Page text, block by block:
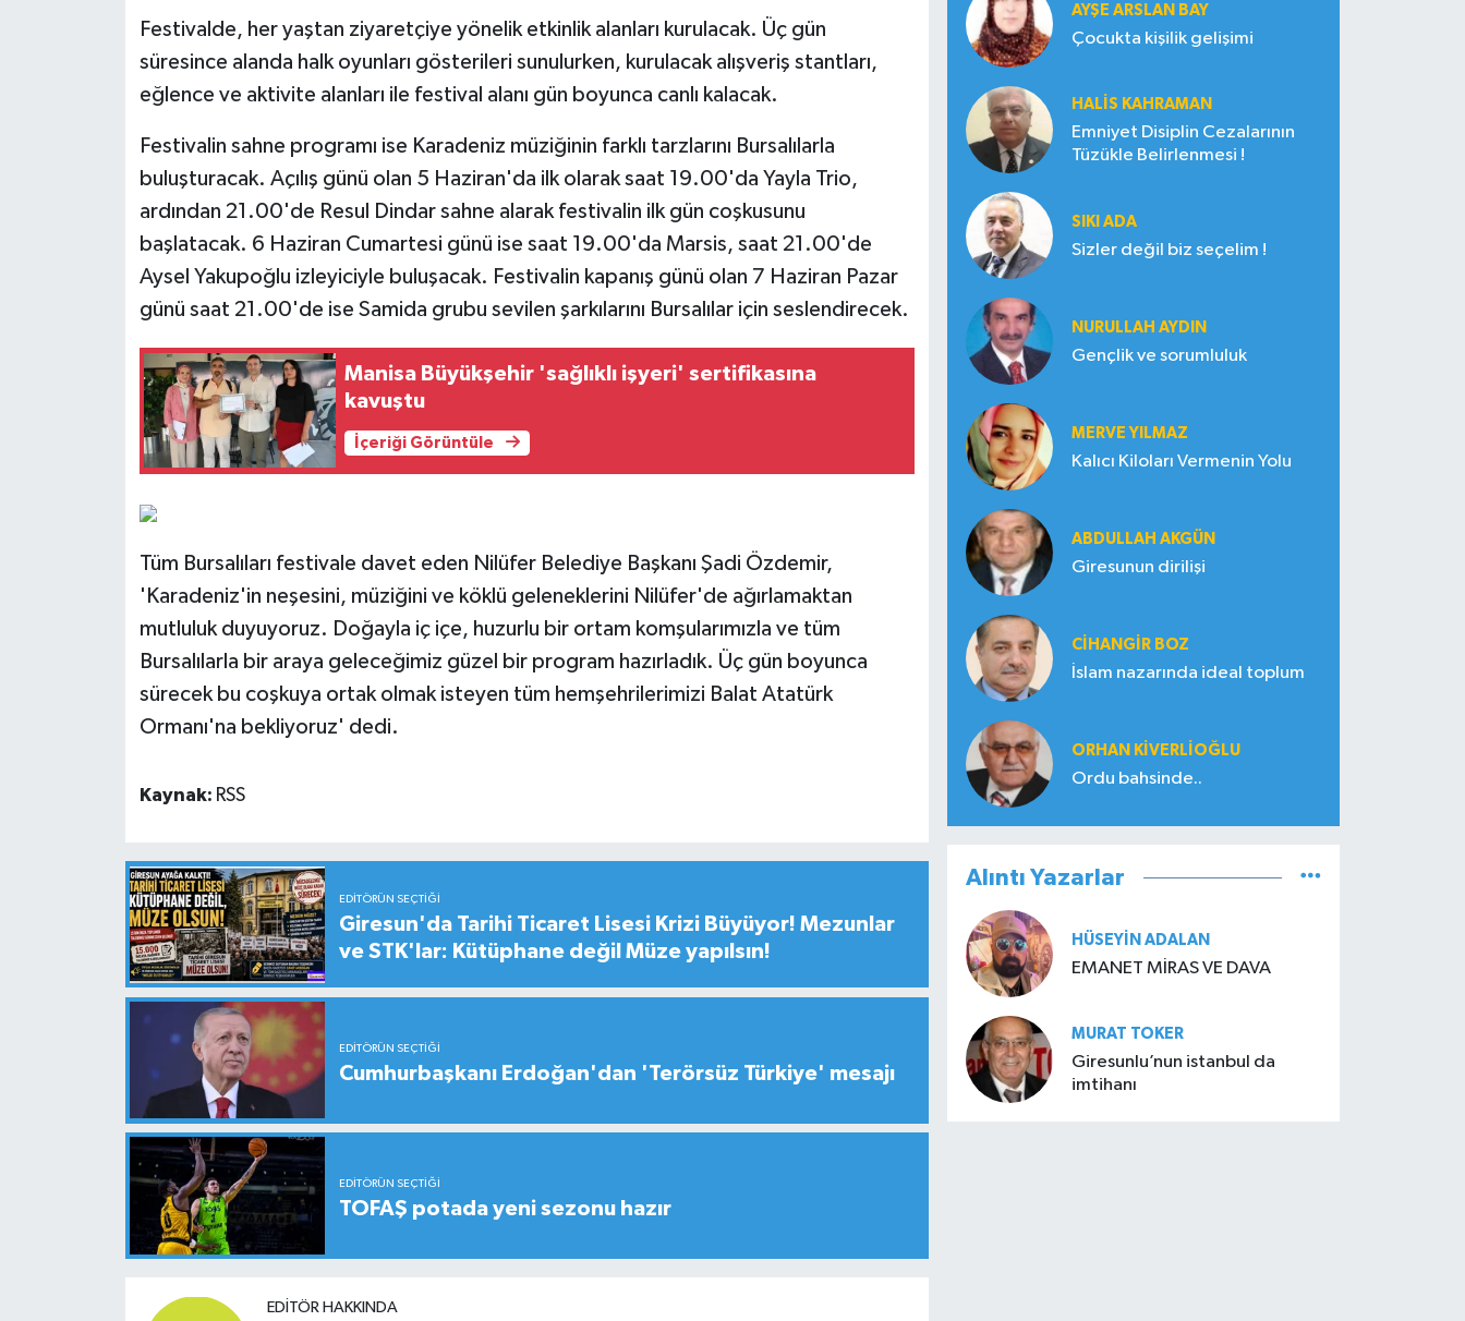
Festivalde, her yaştan ziyaretçiye yönelik etkinlik alanları kurulacak. Üç gün
süresince alanda halk oyunları gösterileri sunulurken, kurulacak alışveriş stantları,
eğlence ve aktivite alanları ile festival alanı gün boyunca canlı kalacak.
Festivalin sahne programı ise Karadeniz müziğinin farklı tarzlarını Bursalılarla
buluşturacak. Açılış günü olan 5 Haziran'da ilk olarak saat 19.00'da Yayla Trio,
ardından 21.00'de Resul Dindar sahne alarak festivalin ilk gün coşkusunu
başlatacak. 6 Haziran Cumartesi günü ise saat 19.00'da Marsis, saat 21.00'de
Aysel Yakupoğlu izleyiciyle buluşacak. Festivalin kapanış günü olan 7 Haziran Pazar
günü saat 21.00'de ise Samida grubu sevilen şarkılarını Bursalılar için seslendirecek.
Manisa Büyükşehir 'sağlıklı işyeri' sertifikasına
kavuştu
İçeriği Görüntüle
Tüm Bursalıları festivale davet eden Nilüfer Belediye Başkanı Şadi Özdemir,
'Karadeniz'in neşesini, müziğini ve köklü geleneklerini Nilüfer'de ağırlamaktan
mutluluk duyuyoruz. Doğayla iç içe, huzurlu bir ortam komşularımızla ve tüm
Bursalılarla bir araya geleceğimiz güzel bir program hazırladık. Üç gün boyunca
sürecek bu coşkuya ortak olmak isteyen tüm hemşehrilerimizi Balat Atatürk
Ormanı'na bekliyoruz' dedi.
Kaynak: RSS
EDITÖRÜN SEÇTIĞI
Giresun'da Tarihi Ticaret Lisesi Krizi Büyüyor! Mezunlar
ve STK'lar: Kütüphane değil Müze yapılsın!
EDITÖRÜN SEÇTIĞI
Cumhurbaşkanı Erdoğan'dan 'Terörsüz Türkiye' mesajı
EDITÖRÜN SEÇTIĞI
TOFAŞ potada yeni sezonu hazır
EDITÖR HAKKINDA
AYŞE ARSLAN BAY
Çocukta kişilik gelişimi
HALIS KAHRAMAN
Emniyet Disiplin Cezalarının
Tüzükle Belirlenmesi !
SIKI ADA
Sizler değil biz seçelim !
NURULLAH AYDIN
Gençlik ve sorumluluk
MERVE YILMAZ
Kalıcı Kiloları Vermenin Yolu
ABDULLAH AKGÜN
Giresunun dirilişi
CIHANGIR BOZ
İslam nazarında ideal toplum
ORHAN KIVERLIOĞLU
Ordu bahsinde..
Alıntı Yazarlar
HÜSEYIN ADALAN
EMANET MİRAS VE DAVA
MURAT TOKER
Giresunlu’nun istanbul da
imtihanı